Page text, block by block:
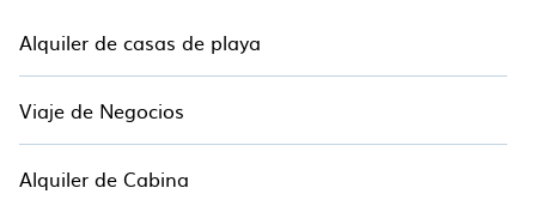
Alquiler de casas de playa
Viaje de Negocios
Alquiler de Cabina